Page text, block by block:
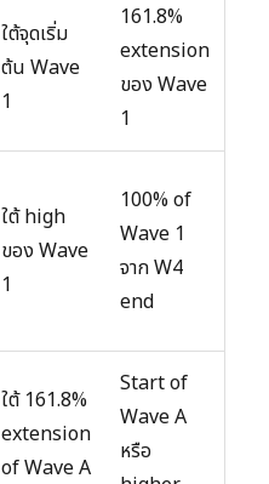
ใต้จุดเริ่ม
ต้น Wave
1
161.8%
extension
ของ Wave
1
ใต้ high
ของ Wave
1
100% of
Wave 1
จาก W4
end
ใต้ 161.8%
extension
of Wave A
Start of
Wave A
หรือ